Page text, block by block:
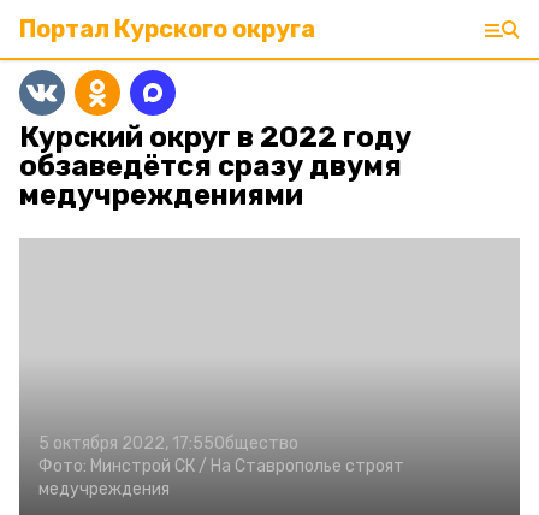
Портал Курского округа
Курский округ в 2022 году
обзаведётся сразу двумя
медучреждениями
5 октября 2022, 17:55Общество
Фото: Минстрой СК / На Ставрополье строят
медучреждения